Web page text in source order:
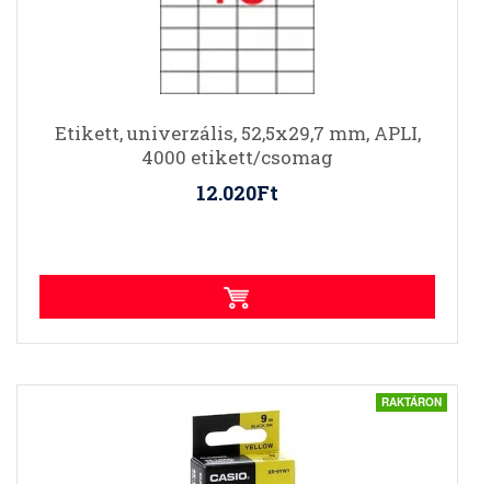
Etikett, univerzális, 52,5x29,7 mm, APLI,
4000 etikett/csomag
12.020Ft
RAKTÁRON